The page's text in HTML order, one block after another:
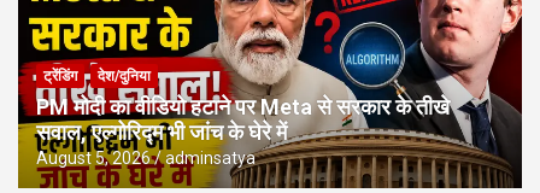
ट्रेंडिंग देश/दुनिया
PM मोदी का वीडियो हटाने पर Meta से सरकार के तीखे
सवाल, एल्गोरिद्म भी जांच के घेरे में
August 5, 2026 adminsatya